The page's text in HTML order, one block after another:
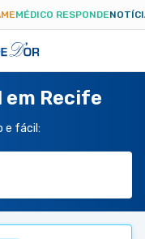
MÉDICO RESPONDE
Recife
e fácil: